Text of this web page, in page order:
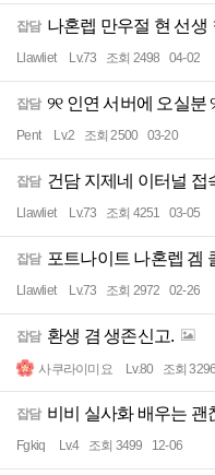
잡담 나혼렙 만우절 현 선생
Llawliet Lv.73 조회 2498 04-02
잡담 ୨୧ 인연 서버에 오실분
Pent Lv.2 조회 2500 03-20
잡담 건담 지제네 이터널 접
Llawliet Lv.73 조회 4251 03-05
잡담 포트나이트 나혼렙 겜
Llawliet Lv.73 조회 2972 02-26
잡담 환생 겸 생존신고.
사쿠라이미요 Lv.80 조회 3296
잡담 비비 실사화 배우는 괜
Fgkiq Lv.4 조회 3499 12-06